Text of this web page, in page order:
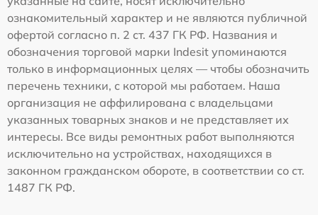
ознакомительный характер и не являются публичной
офертой согласно п. 2 ст. 437 ГК РФ. Названия и
обозначения торговой марки Indesit упоминаются
только в информационных целях — чтобы обозначить
перечень техники, с которой мы работаем. Наша
организация не аффилирована с владельцами
указанных товарных знаков и не представляет их
интересы. Все виды ремонтных работ выполняются
исключительно на устройствах, находящихся в
законном гражданском обороте, в соответствии со ст.
1487 ГК РФ.